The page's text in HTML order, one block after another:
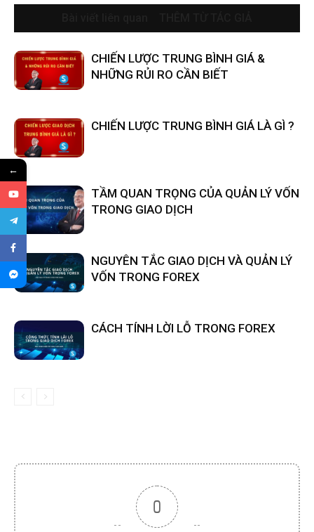
CHIẾN LƯỢC TRUNG BÌNH GIÁ &
NHỮNG RỦI RO CẦN BIẾT
CHIẾN LƯỢC TRUNG BÌNH GIÁ LÀ GÌ ?
TẦM QUAN TRỌNG CỦA QUẢN LÝ VỐN
TRONG GIAO DỊCH
NGUYÊN TẮC GIAO DỊCH VÀ QUẢN LÝ
VỐN TRONG FOREX
CÁCH TÍNH LỜI LỖ TRONG FOREX
0
←